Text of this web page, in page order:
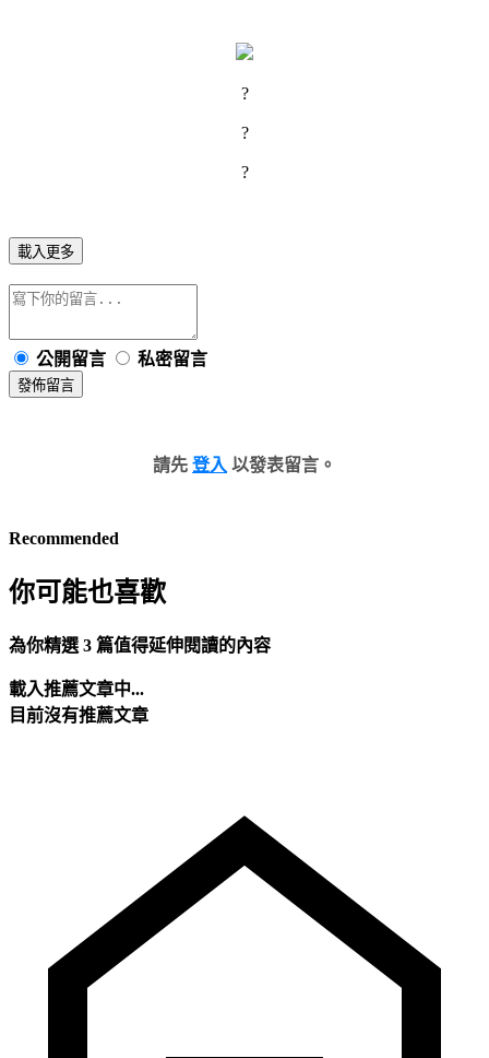
?
?
?
載入更多
公開留言 私密留言
發佈留言
請先 登入 以發表留言。
Recommended
你可能也喜歡
為你精選 3 篇值得延伸閱讀的內容
載入推薦文章中...
目前沒有推薦文章